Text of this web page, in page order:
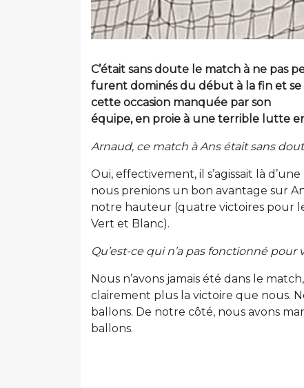
C’était sans doute le match à ne pas
furent dominés du début à la fin et
cette occasion manquée par son
équipe, en proie à une terrible lutte
Arnaud, ce match à Ans était sans
Oui, effectivement, il s’agissait là
nous prenions un bon avantage sur
notre hauteur (quatre victoires pour
Vert et Blanc).
Qu’est-ce qui n’a pas fonctionné
Nous n’avons jamais été dans le
clairement plus la victoire que nous.
ballons. De notre côté, nous avons
ballons.